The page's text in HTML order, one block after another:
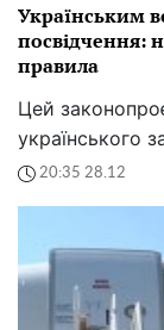
Українським
посвідчення:
правила
Цей
українського
20:35 28.12